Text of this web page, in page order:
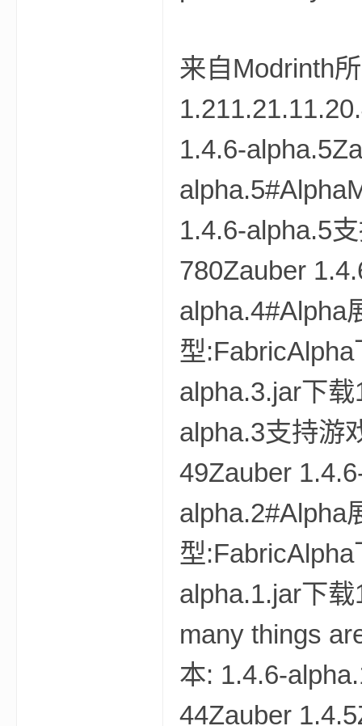
来自Modrinth
1.4.6-
1.4.6-alpha.5
780Zauber
alpha.4#Alpha
型
alpha.3.jar下
alpha.3支持游
49Zauber
alpha.2#Alpha
型
alpha.1.jar下
many things
本: 1.4.6-
44Zauber